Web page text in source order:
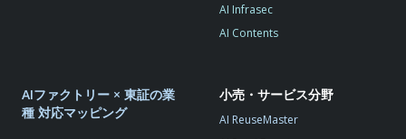
AI Infrasec
AI Contents
AIファクトリー × 東証の業
種 対応マッピング
小売・サービス分野
AI ReuseMaster